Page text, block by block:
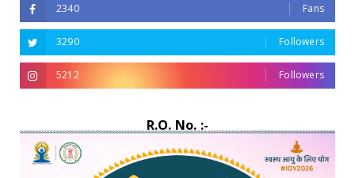
2340 Fans
3290 Followers
5212 Followers
R.O. No. :-